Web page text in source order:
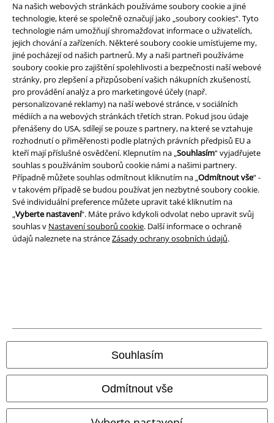
Na našich webových stránkách používáme soubory cookie a jiné
technologie, které se společně označují jako „soubory cookies“. Tyto
technologie nám umožňují shromažďovat informace o uživatelích,
jejich chování a zařízeních. Některé soubory cookie umísťujeme my,
jiné pocházejí od našich partnerů. My a naši partneři používáme
soubory cookie pro zajištění spolehlivosti a bezpečnosti naší webové
stránky, pro zlepšení a přizpůsobení vašich nákupních zkušeností,
pro provádění analýz a pro marketingové účely (např.
personalizované reklamy) na naší webové stránce, v sociálních
médiích a na webových stránkách třetích stran. Pokud jsou údaje
přenášeny do USA, sdílejí se pouze s partnery, na které se vztahuje
rozhodnutí o přiměřenosti podle platných právních předpisů EU a
kteří mají příslušné osvědčení. Klepnutím na „Souhlasím“ vyjadřujete
souhlas s používáním souborů cookie námi a našimi partnery.
Případně můžete souhlas odmítnout kliknutím na „Odmítnout vše“ -
v takovém případě se budou používat jen nezbytné soubory cookie.
Své individuální preference můžete upravit také kliknutím na
„Vyberte nastavení“. Máte právo kdykoli odvolat nebo upravit svůj
souhlas v Nastavení souborů cookie. Další informace o ochraně
údajů naleznete na stránceZásady ochrany osobních údajů.
Souhlasím
Odmítnout vše
Právní informace
Podmínky
Prohlášení
Ochrana osobních údajů
Likvidace odpadu a ochrana životního prostředí
Prohlášení o shodě
Všechny ceny jsou včetně DPH, bezpoštovného a balného
Naše online obchody